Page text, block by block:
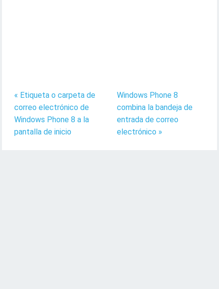
« Etiqueta o carpeta de
correo electrónico de
Windows Phone 8 a la
pantalla de inicio
Windows Phone 8
combina la bandeja de
entrada de correo
electrónico »